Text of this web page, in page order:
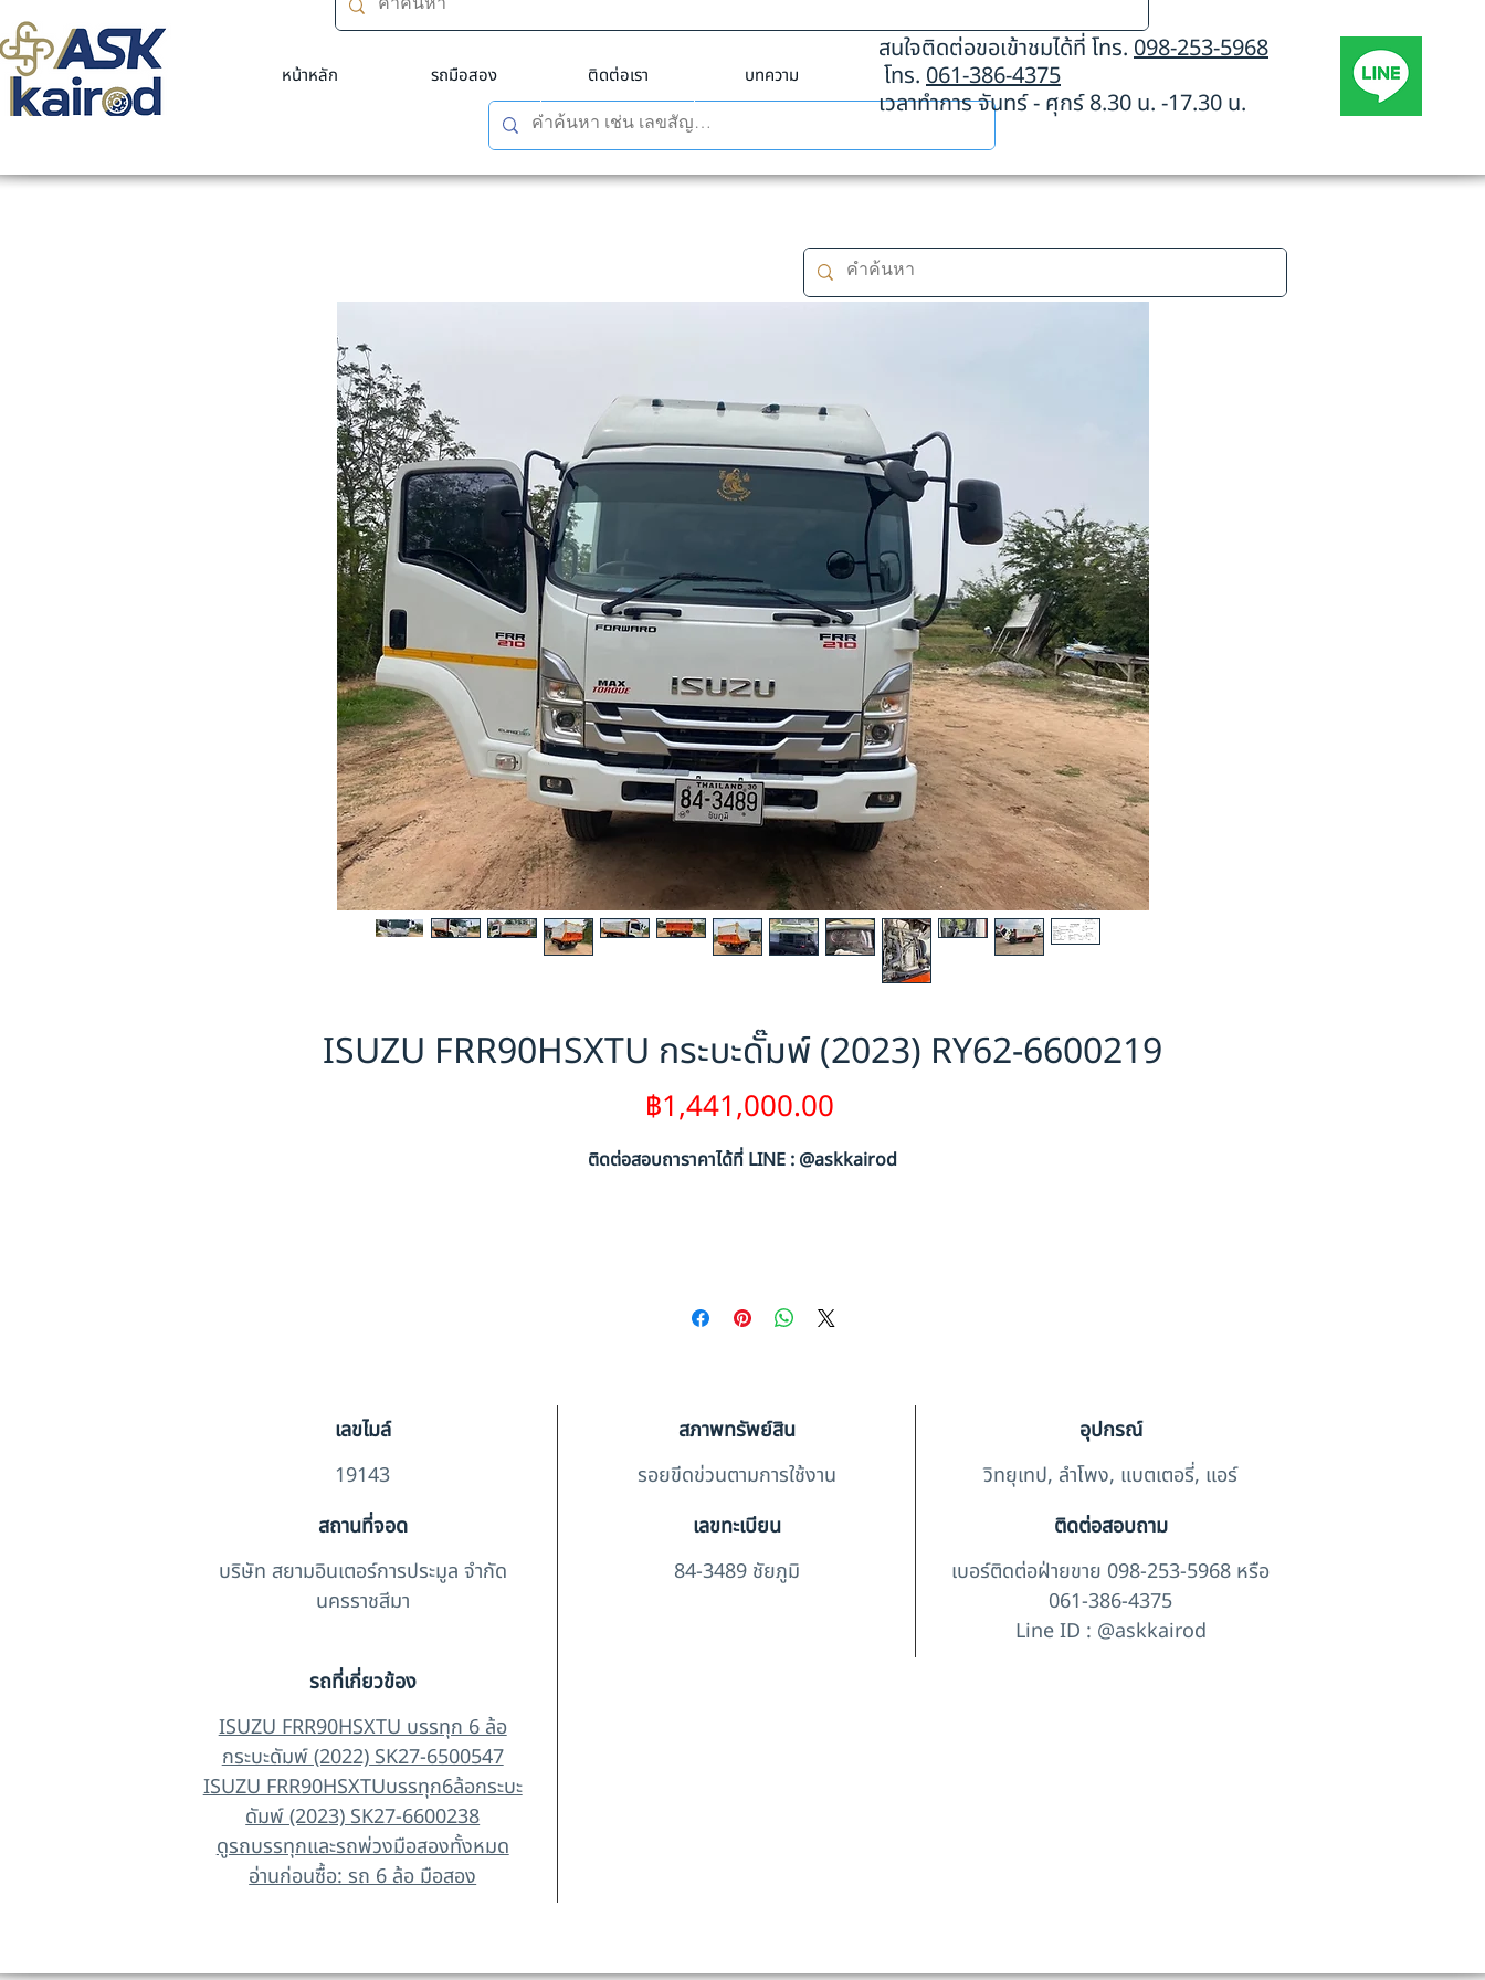
หน้าหลัก รถมือสอง ติดต่อเรา บทความ
สนใจติดต่อขอเข้าชมได้ที่ โทร. 098-253-5968
โทร. 061-386-4375
เวลาทำการ จันทร์ - ศุกร์ 8.30 น. -17.30 น.
ISUZU FRR90HSXTU กระบะดั๊มพ์ (2023) RY62-6600219
฿1,441,000.00
ติดต่อสอบถาราคาได้ที่ LINE : @askkairod
เลขไมล์
19143
สภาพทรัพย์สิน
รอยขีดข่วนตามการใช้งาน
อุปกรณ์
วิทยุเทป, ลำโพง, แบตเตอรี่, แอร์
สถานที่จอด
บริษัท สยามอินเตอร์การประมูล จำกัด
นครราชสีมา
เลขทะเบียน
84-3489 ชัยภูมิ
ติดต่อสอบถาม
เบอร์ติดต่อฝ่ายขาย 098-253-5968 หรือ
061-386-4375
Line ID : @askkairod
รถที่เกี่ยวข้อง
ISUZU FRR90HSXTU บรรทุก 6 ล้อ
กระบะดัมพ์ (2022) SK27-6500547
ISUZU FRR90HSXTUบรรทุก6ล้อกระบะ
ดัมพ์ (2023) SK27-6600238
ดูรถบรรทุกและรถพ่วงมือสองทั้งหมด
อ่านก่อนซื้อ: รถ 6 ล้อ มือสอง